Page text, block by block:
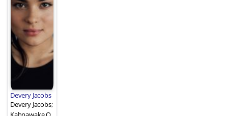
Devery Jacobs
Devery Jacobs;